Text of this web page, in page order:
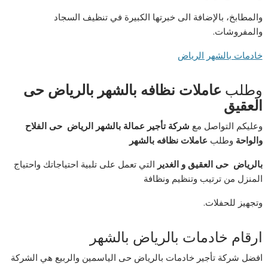
والمطابخ، بالإضافة الى خبرتها الكبيرة في تنظيف السجاد
والمفروشات.
خادمات بالشهر الرياض
وطلب عاملات نظافه بالشهر بالرياض حى
العقيق
وعليكم التواصل مع شركة تأجير عمالة بالشهر الرياض حى الفلاح
والواحة وطلب عاملات نظافه بالشهر
بالرياض حى العقيق و الغدير التي تعمل على تلبية احتياجاتك واحتياج
المنزل من ترتيب وتنظيم ونظافة
وتجهيز للحفلات.
ارقام خادمات بالرياض بالشهر
افضل شركة تأجير خادمات بالرياض حى الياسمين والربيع هي الشركة